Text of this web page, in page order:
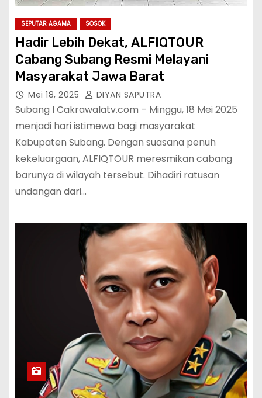
SEPUTAR AGAMA SOSOK
Hadir Lebih Dekat, ALFIQTOUR
Cabang Subang Resmi Melayani
Masyarakat Jawa Barat
Mei 18, 2025 DIYAN SAPUTRA
Subang I Cakrawalatv.com – Minggu, 18 Mei 2025
menjadi hari istimewa bagi masyarakat
Kabupaten Subang. Dengan suasana penuh
kekeluargaan, ALFIQTOUR meresmikan cabang
barunya di wilayah tersebut. Dihadiri ratusan
undangan dari…